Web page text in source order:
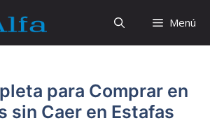
Menú
para Comprar en
sin Caer en Estafas